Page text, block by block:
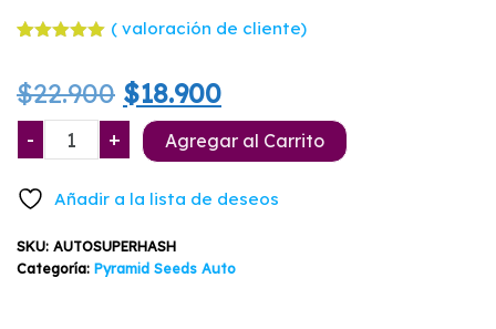
de 5 en
base a
valoración
de un
( valoración de cliente)
$22.900 El
precio
$22.900.
$18.900El
precio
$18.900.
-
Auto
Super
Pyramid
Seeds
3+1
+ Agregar al Carrito
Añadir a la lista de deseos
SKU: AUTOSUPERHASH
Categoría: Pyramid Seeds Auto